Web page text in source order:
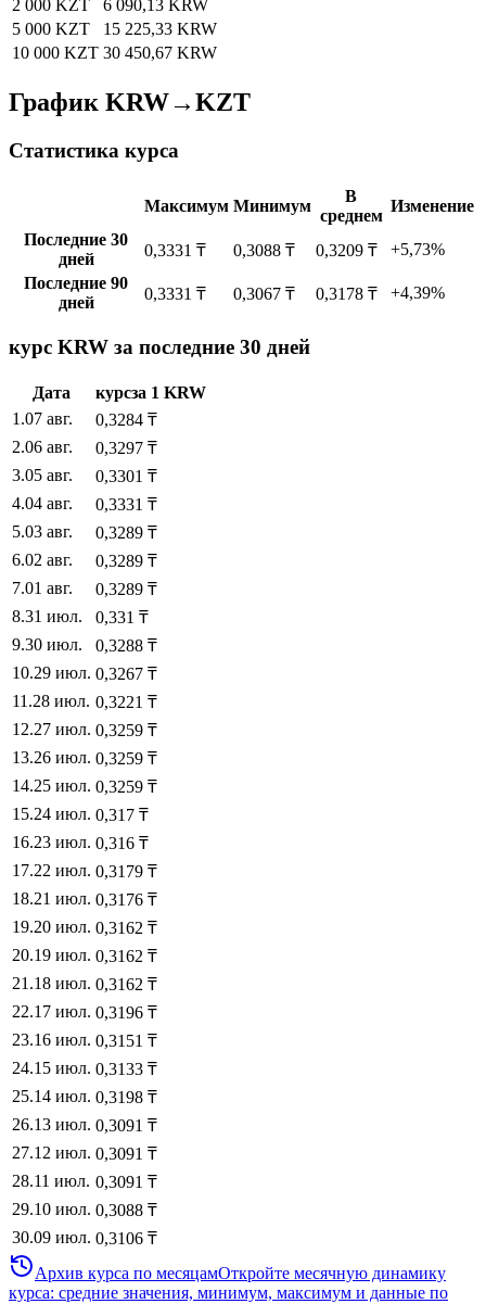
2 000 KZT
6 090,13 KRW
5 000 KZT
15 225,33 KRW
10 000 KZT 30 450,67 KRW
График KRW→KZT
Статистика курса
Максимум Минимум
В
среднем
Изменение
Последние 30
дней
0,3331 ₸ 0,3088 ₸ 0,3209 ₸
+5,73%
Последние 90
дней
0,3331 ₸ 0,3067 ₸ 0,3178 ₸ +4,39%
курс KRW за последние 30 дней
Дата курсза 1 KRW
1 .07 авг. 0,3284 ₸
2.06 авг. 0,3297 ₸
3.05 авг. 0,3301 ₸
4.04 авг. 0,3331 ₸
5.03 авг. 0,3289 ₸
6.02 авг. 0,3289 ₸
7.01 авг. 0,3289 ₸
8.31 июл. 0,331 ₸
9.30 июл. 0,3288 ₸
10.29 июл. 0,3267 ₸
11 .28 июл. 0,3221 ₸
12.27 июл. 0,3259 ₸
13.26 июл. 0,3259 ₸
14.25 июл. 0,3259 ₸
15.24 июл. 0,317 ₸
16.23 июл. 0,316 ₸
17.22 июл. 0,3179 ₸
18.21 июл. 0,3176 ₸
19.20 июл. 0,3162 ₸
20.19 июл. 0,3162 ₸
21 .18 июл. 0,3162 ₸
22.17 июл. 0,3196 ₸
23.16 июл. 0,3151 ₸
24.15 июл. 0,3133 ₸
25.14 июл. 0,3198 ₸
26.13 июл. 0,3091 ₸
27.12 июл. 0,3091 ₸
28.11 июл. 0,3091 ₸
29.10 июл. 0,3088 ₸
30.09 июл. 0,3106 ₸
Архив курса по месяцамОткройте месячную динамику
курса: средние значения, минимум, максимум и данные по